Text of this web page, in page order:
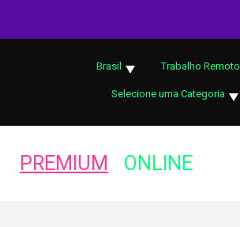
Brasil Trabalho Remoto
Selecione uma Categoria
PREMIUM ONLINE